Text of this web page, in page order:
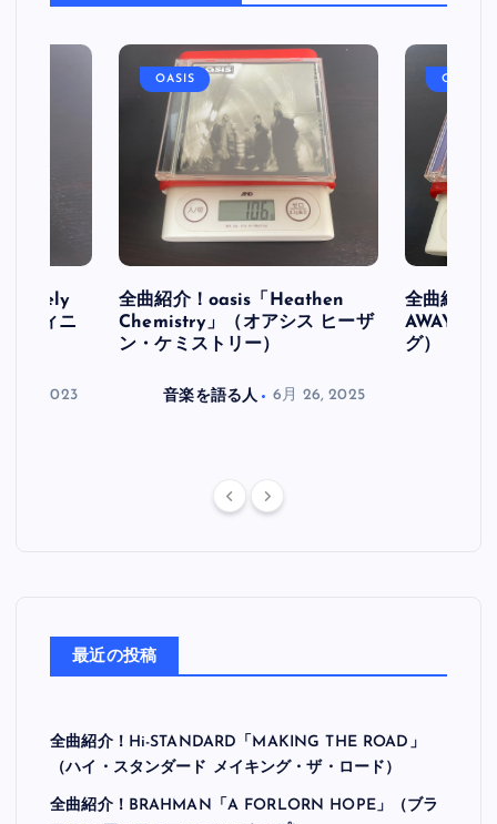
フィニ
30, 2023
OASIS
全曲紹介！oasis「Heathen
Chemistry」（オアシス ヒーザ
ン・ケミストリー）
音楽を語る人 6月 26, 2025
OASIS
全曲紹介
AWAY」
グ）
最近の投稿
全曲紹介！Hi-STANDARD「MAKING THE ROAD」
（ハイ・スタンダード メイキング・ザ・ロード）
全曲紹介！BRAHMAN「A FORLORN HOPE」（ブラ